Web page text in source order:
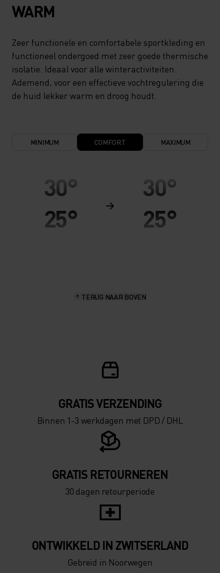
WARM
Zeer functionele en comfortabele sportkleding en
functioneel ondergoed met zeer goede thermische
isolatie. Ideaal voor alle winteractiviteiten.
Ademend, voor een effectieve vochtregulering die
de huid lekker warm en droog houdt.
MINIMUM COMFORT MAXIMUM
30°
25°
-5°
-15°
-20°
-25°
-30°
30°
25°
-5°
-15°
-20°
-25°
-30°
TERUG NAAR BOVEN
GRATIS VERZENDING​​​​​​​​​​​​​​
Binnen 1-3 werkdagen met DPD / DHL
GRATIS RETOURNEREN
30 dagen retourperiode
ONTWIKKELD IN ZWITSERLAND
Gebreid in Noorwegen